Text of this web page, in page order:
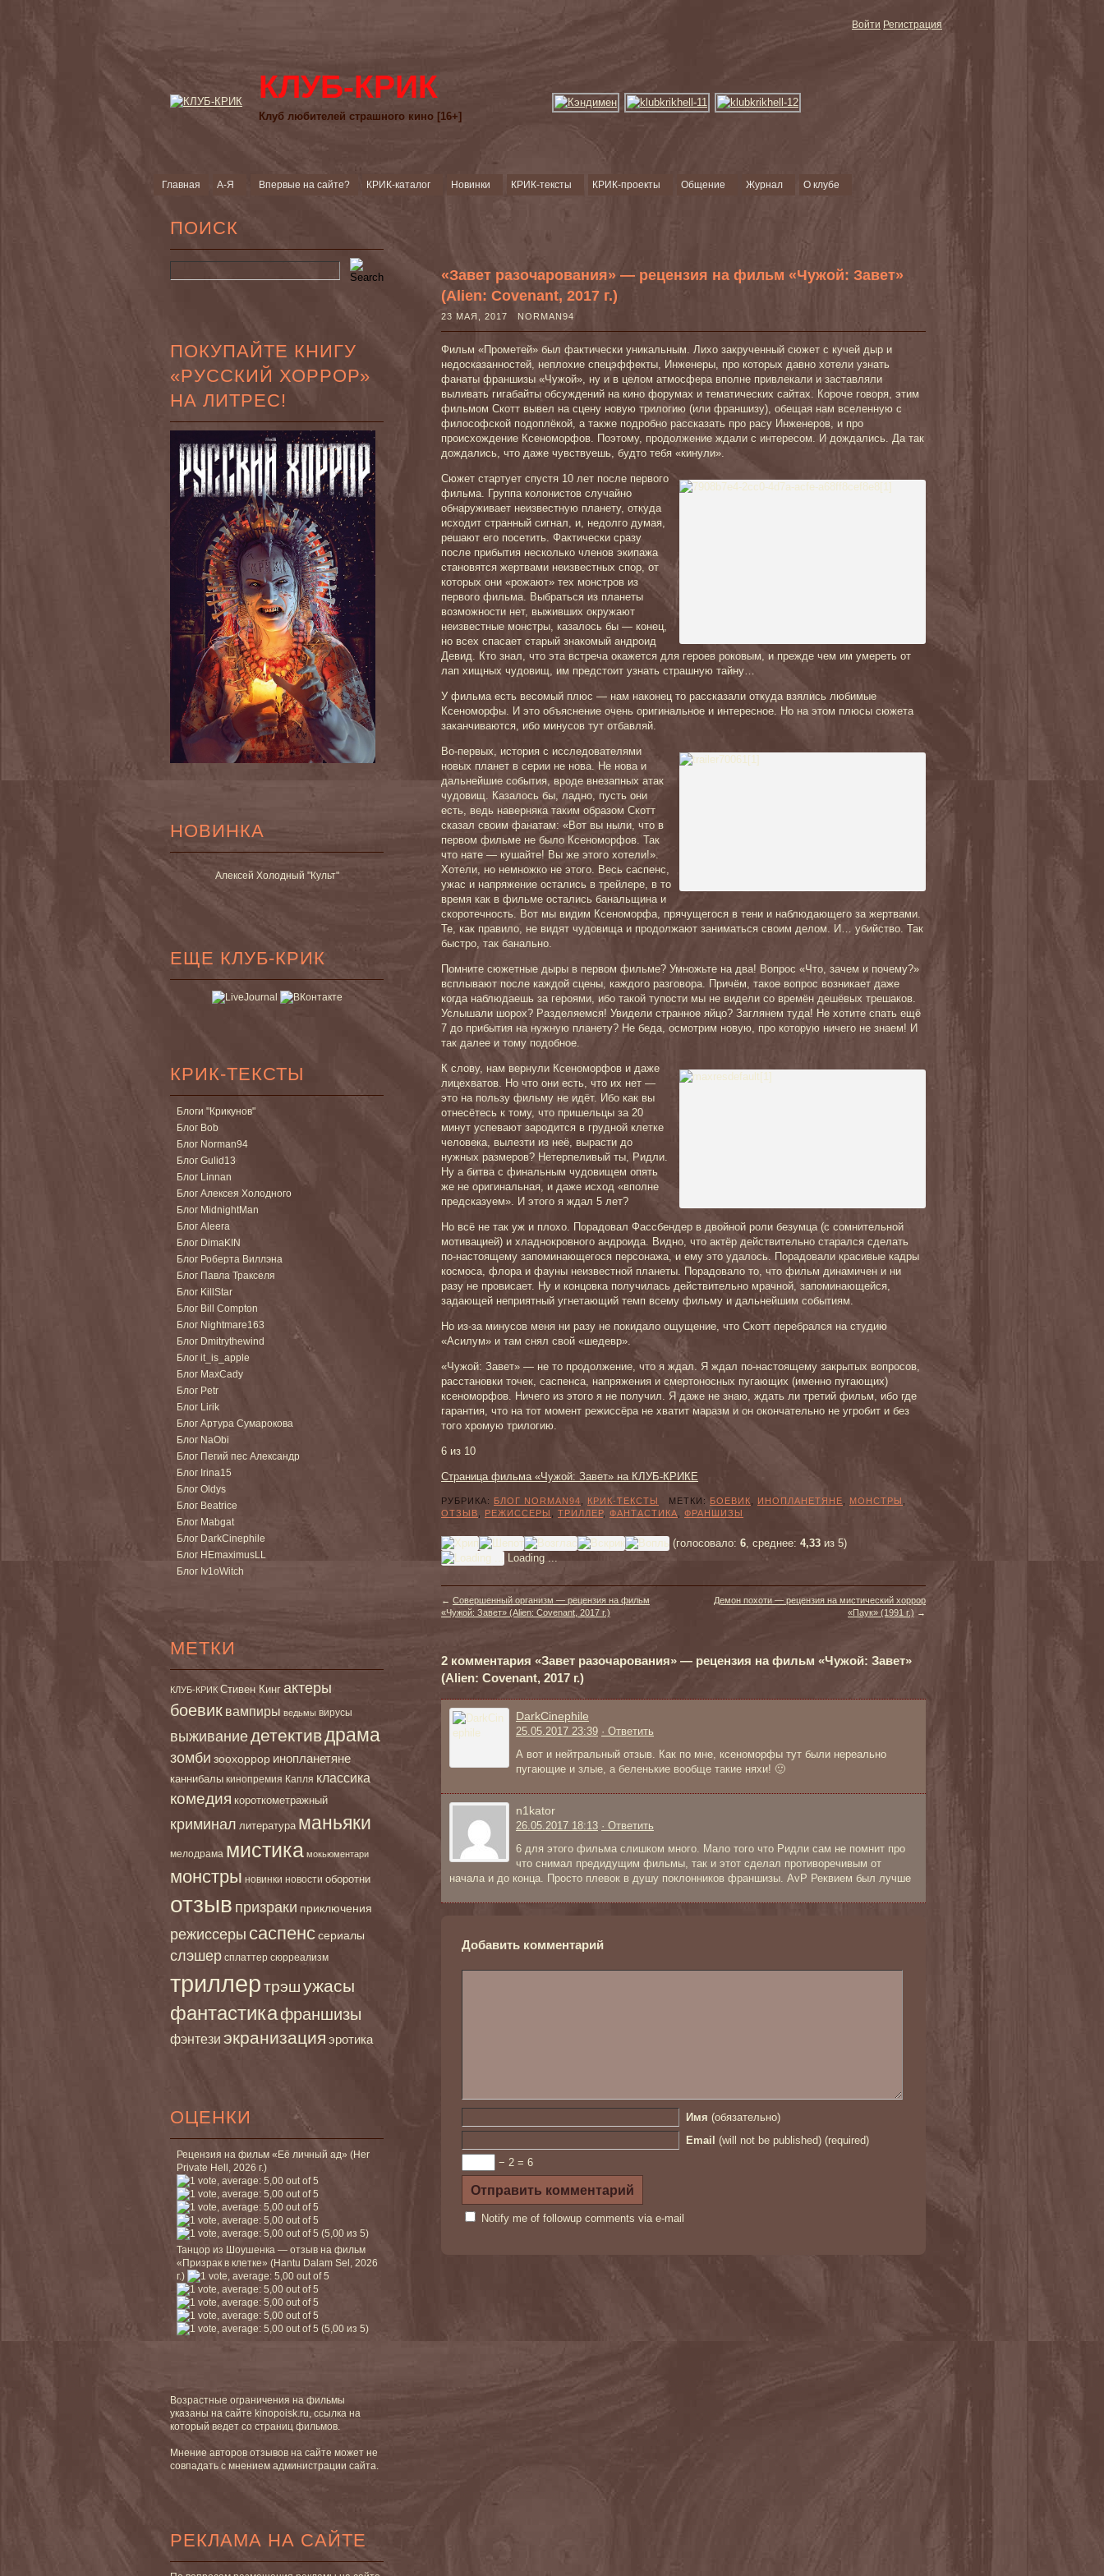
Войти Регистрация
КЛУБ-КРИК
Клуб любителей страшного кино [16+]
Главная А-Я Впервые на сайте? КРИК-каталог Новинки КРИК-тексты КРИК-проекты Общение Журнал О клубе
ПОИСК
ПОКУПАЙТЕ КНИГУ
«РУССКИЙ ХОРРОР»
НА ЛИТРЕС!
НОВИНКА
Алексей Холодный "Культ"
ЕЩЕ КЛУБ-КРИК
КРИК-ТЕКСТЫ
Блоги "Крикунов"
Блог Bob
Блог Norman94
Блог Gulid13
Блог Linnan
Блог Алексея Холодного
Блог MidnightMan
Блог Aleera
Блог DimaKIN
Блог Роберта Виллэна
Блог Павла Тракселя
Блог KillStar
Блог Bill Compton
Блог Nightmare163
Блог Dmitrythewind
Блог it_is_apple
Блог MaxCady
Блог Petr
Блог Lirik
Блог Артура Сумарокова
Блог NaObi
Блог Пегий пес Александр
Блог Irina15
Блог Oldys
Блог Beatrice
Блог Mabgat
Блог DarkCinephile
Блог HEmaximusLL
Блог Iv1oWitch
МЕТКИ
КЛУБ-КРИК Стивен Кинг актеры
боевик вампиры ведьмы вирусы
выживаниедетективдрама
зомби зоохоррор инопланетяне
каннибалы кинопремия Капля классика
комедия короткометражный
криминал литература маньяки
мелодрама мистика мокьюментари
монстры новинки новости оборотни
отзыв призраки приключения
режиссеры саспенссериалы
слэшер сплаттер сюрреализм
триллертрэшужасы
фантастикафраншизы
фэнтези экранизация эротика
ОЦЕНКИ
Рецензия на фильм «Её личный ад» (Her
Private Hell, 2026 г.)
(5,00 из 5)
Танцор из Шоушенка — отзыв на фильм
«Призрак в клетке» (Hantu Dalam Sel, 2026
г.)
(5,00 из 5)
Возрастные ограничения на фильмы
указаны на сайте kinopoisk.ru, ссылка на
который ведет со страниц фильмов.
Мнение авторов отзывов на сайте может не
совпадать с мнением администрации сайта.
РЕКЛАМА НА САЙТЕ
«Завет разочарования» — рецензия на фильм «Чужой: Завет»
(Alien: Covenant, 2017 г.)
23 МАЯ, 2017 NORMAN94
Фильм «Прометей» был фактически уникальным. Лихо закрученный сюжет с кучей дыр и
недосказанностей, неплохие спецэффекты, Инженеры, про которых давно хотели узнать
фанаты франшизы «Чужой», ну и в целом атмосфера вполне привлекали и заставляли
выливать гигабайты обсуждений на кино форумах и тематических сайтах. Короче говоря, этим
фильмом Скотт вывел на сцену новую трилогию (или франшизу), обещая нам вселенную с
философской подоплёкой, а также подробно рассказать про расу Инженеров, и про
происхождение Ксеноморфов. Поэтому, продолжение ждали с интересом. И дождались. Да так
дождались, что даже чувствуешь, будто тебя «кинули».
Сюжет стартует спустя 10 лет после первого
фильма. Группа колонистов случайно
обнаруживает неизвестную планету, откуда
исходит странный сигнал, и, недолго думая,
решают его посетить. Фактически сразу
после прибытия несколько членов экипажа
становятся жертвами неизвестных спор, от
которых они «рожают» тех монстров из
первого фильма. Выбраться из планеты
возможности нет, выживших окружают
неизвестные монстры, казалось бы — конец,
но всех спасает старый знакомый андроид
Девид. Кто знал, что эта встреча окажется для героев роковым, и прежде чем им умереть от
лап хищных чудовищ, им предстоит узнать страшную тайну…
У фильма есть весомый плюс — нам наконец то рассказали откуда взялись любимые
Ксеноморфы. И это объяснение очень оригинальное и интересное. Но на этом плюсы сюжета
заканчиваются, ибо минусов тут отбавляй.
Во-первых, история с исследователями
новых планет в серии не нова. Не нова и
дальнейшие события, вроде внезапных атак
чудовищ. Казалось бы, ладно, пусть они
есть, ведь наверняка таким образом Скотт
сказал своим фанатам: «Вот вы ныли, что в
первом фильме не было Ксеноморфов. Так
что нате — кушайте! Вы же этого хотели!».
Хотели, но немножко не этого. Весь саспенс,
ужас и напряжение остались в трейлере, в то
время как в фильме остались банальщина и
скоротечность. Вот мы видим Ксеноморфа, прячущегося в тени и наблюдающего за жертвами.
Те, как правило, не видят чудовища и продолжают заниматься своим делом. И… убийство. Так
быстро, так банально.
Помните сюжетные дыры в первом фильме? Умножьте на два! Вопрос «Что, зачем и почему?»
всплывают после каждой сцены, каждого разговора. Причём, такое вопрос возникает даже
когда наблюдаешь за героями, ибо такой тупости мы не видели со времён дешёвых трешаков.
Услышали шорох? Разделяемся! Увидели странное яйцо? Заглянем туда! Не хотите спать ещё
7 до прибытия на нужную планету? Не беда, осмотрим новую, про которую ничего не знаем! И
так далее и тому подобное.
К слову, нам вернули Ксеноморфов и даже
лицехватов. Но что они есть, что их нет —
это на пользу фильму не идёт. Ибо как вы
отнесётесь к тому, что пришельцы за 20
минут успевают зародится в грудной клетке
человека, вылезти из неё, вырасти до
нужных размеров? Нетерпеливый ты, Ридли.
Ну а битва с финальным чудовищем опять
же не оригинальная, и даже исход «вполне
предсказуем». И этого я ждал 5 лет?
Но всё не так уж и плохо. Порадовал Фассбендер в двойной роли безумца (с сомнительной
мотивацией) и хладнокровного андроида. Видно, что актёр действительно старался сделать
по-настоящему запоминающегося персонажа, и ему это удалось. Порадовали красивые кадры
космоса, флора и фауны неизвестной планеты. Порадовало то, что фильм динамичен и ни
разу не провисает. Ну и концовка получилась действительно мрачной, запоминающейся,
задающей неприятный угнетающий темп всему фильму и дальнейшим событиям.
Но из-за минусов меня ни разу не покидало ощущение, что Скотт перебрался на студию
«Асилум» и там снял свой «шедевр».
«Чужой: Завет» — не то продолжение, что я ждал. Я ждал по-настоящему закрытых вопросов,
расстановки точек, саспенса, напряжения и смертоносных пугающих (именно пугающих)
ксеноморфов. Ничего из этого я не получил. Я даже не знаю, ждать ли третий фильм, ибо где
гарантия, что на тот момент режиссёра не хватит маразм и он окончательно не угробит и без
того хромую трилогию.
6 из 10
Страница фильма «Чужой: Завет» на КЛУБ-КРИКЕ
РУБРИКА: БЛОГ NORMAN94 КРИК-ТЕКСТЫ МЕТКИ: БОЕВИК ИНОПЛАНЕТЯНЕ МОНСТРЫ
ОТЗЫВ
РЕЖИССЕРЫ ТРИЛЛЕР, ФАНТАСТИКА ФРАНШИЗЫ
(голосовало: 6, среднее: 4,33 из 5)
Loading ...
← Совершенный организм — рецензия на фильм
«Чужой: Завет» (Alien: Covenant, 2017 г.)
Демон похоти — рецензия на мистический хоррор
«Паук» (1991 г.) →
2 комментария «Завет разочарования» — рецензия на фильм «Чужой: Завет»
(Alien: Covenant, 2017 г.)
DarkCinephile
25.05.2017 23:39 · Ответить
А вот и нейтральный отзыв. Как по мне, ксеноморфы тут были нереально
пугающие и злые, а беленькие вообще такие няхи! 🙂
n1kator
26.05.2017 18:13 · Ответить
6 для этого фильма слишком много. Мало того что Ридли сам не помнит про
что снимал предидущим фильмы, так и этот сделал противоречивым от
начала и до конца. Просто плевок в душу поклонников франшизы. AvP Реквием был лучше
Добавить комментарий
Имя (обязательно)
Email (will not be published) (required)
− 2 = 6
Notify me of followup comments via e-mail